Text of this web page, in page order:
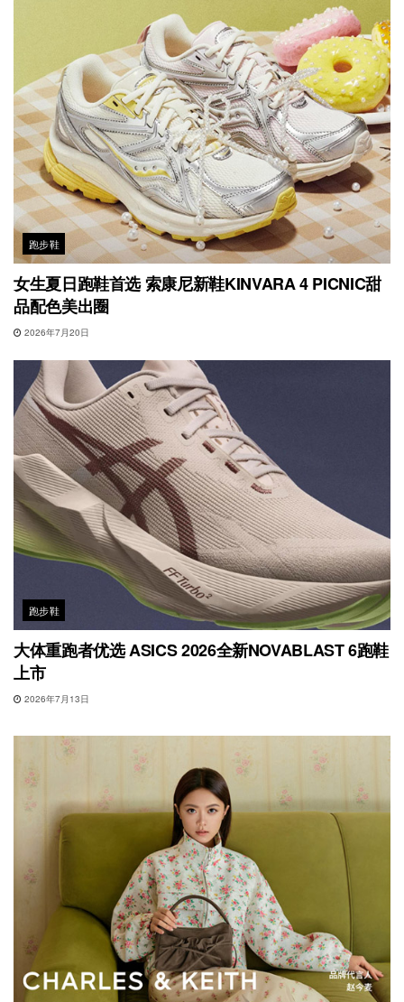
跑步鞋
女生夏日跑鞋首选 索康尼新鞋KINVARA 4 PICNIC甜
品配色美出圈
2026年7月20日
跑步鞋
大体重跑者优选 ASICS 2026全新NOVABLAST 6跑鞋
上市
2026年7月13日